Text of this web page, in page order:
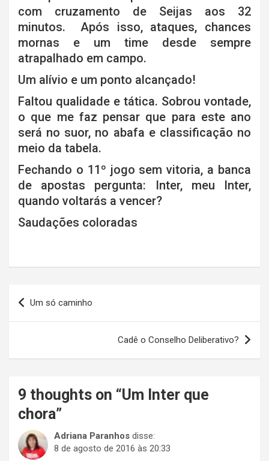
com cruzamento de Seijas aos 32
minutos. Após isso, ataques, chances
mornas e um time desde sempre
atrapalhado em campo.
Um alívio e um ponto alcançado!
Faltou qualidade e tática. Sobrou vontade,
o que me faz pensar que para este ano
será no suor, no abafa e classificação no
meio da tabela.
Fechando o 11º jogo sem vitoria, a banca
de apostas pergunta: Inter, meu Inter,
quando voltarás a vencer?
Saudações coloradas
Navegação
de
Um só caminho
Cadê o Conselho Deliberativo?
9 thoughts on “Um Inter que
chora”
Adriana Paranhos disse:
8 de agosto de 2016 às 20:33